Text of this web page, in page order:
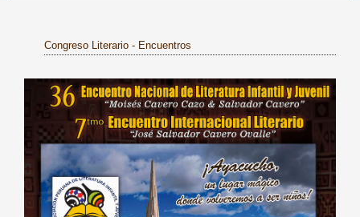
Congreso Literario - Encuentros